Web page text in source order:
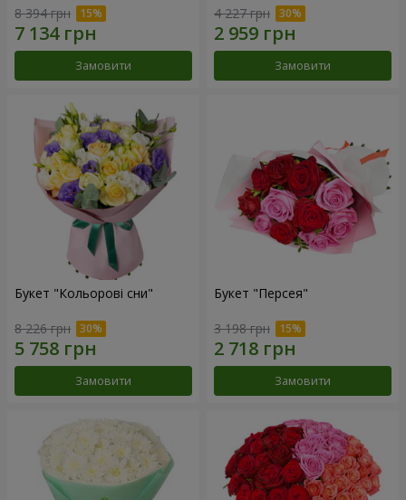
8 394 грн
Замовити
4 227 грн
Замовити
Букет "Кольорові сни"
8 226 грн
Замовити
Букет "Персея"
3 198 грн
Замовити